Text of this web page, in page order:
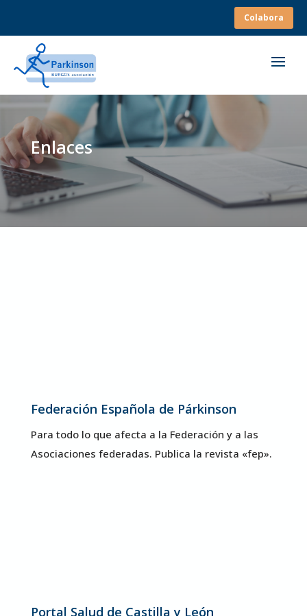
Colabora
Enlaces
Federación Española de Párkinson
Para todo lo que afecta a la Federación y a las
Asociaciones federadas. Publica la revista «fep».
Portal Salud de Castilla y León